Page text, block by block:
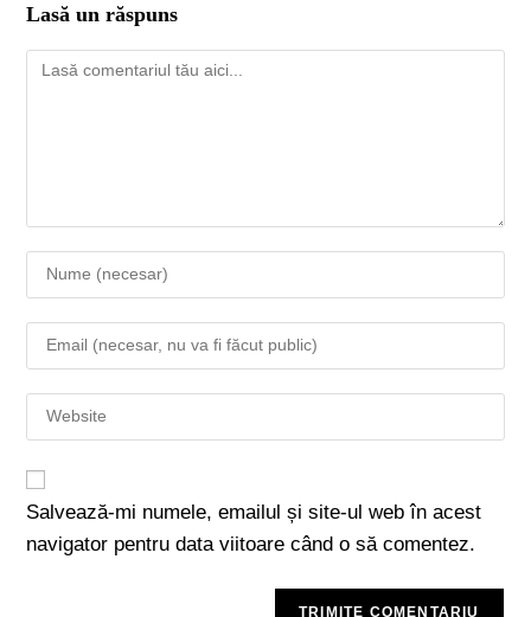
Lasă un răspuns
Salvează-mi numele, emailul și site-ul web în acest
navigator pentru data viitoare când o să comentez.